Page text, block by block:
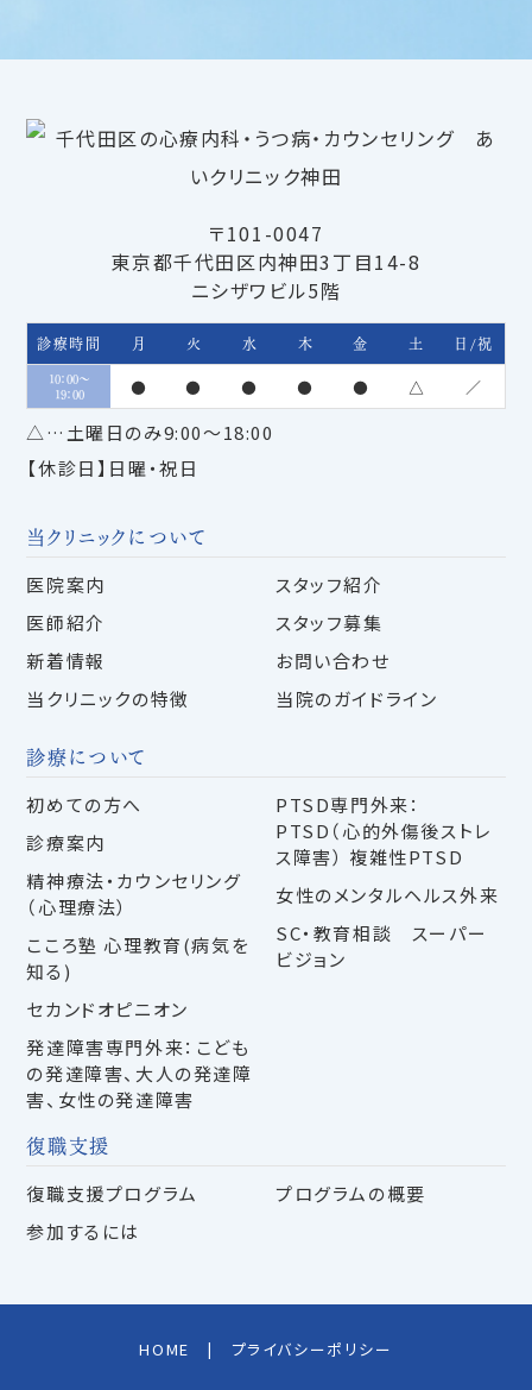
〒101-0047
東京都千代田区内神田3丁目14-8
ニシザワビル5階
診療時間 月 火 水 木 金 土 日/祝
10：00～
19：00
● ● ● ● ● △
／
△…土曜日のみ9:00～18:00
【休診日】日曜・祝日
当クリニックについて
医院案内
医師紹介
新着情報
当クリニックの特徴
スタッフ紹介
スタッフ募集
お問い合わせ
当院のガイドライン
診療について
初めての方へ
診療案内
精神療法・カウンセリング
（心理療法）
こころ塾 心理教育(病気を
知る)
セカンドオピニオン
発達障害専門外来：こども
の発達障害、大人の発達障
害、女性の発達障害
PTSD専門外来：
PTSD（心的外傷後ストレ
ス障害） 複雑性PTSD
女性のメンタルヘルス外来
SC・教育相談 スーパー
ビジョン
復職支援
復職支援プログラム
参加するには
プログラムの概要
HOME プライバシーポリシー